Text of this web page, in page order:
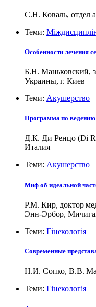
С.Н. Коваль, отдел
Теми:
Особенности лечения
Б.Н. Маньковский,
Украины, г. Киев
Теми: Акушерство
Программа по
Д.К. Ди Ренцо (Di
Италия
Теми: Акушерство
Миф об идеальной
Р.M. Кир, доктор
Энн-Эрбор,
Теми: Гінекологія
Современные
Н.И. Сопко, В.В.
Теми: Гінекологія